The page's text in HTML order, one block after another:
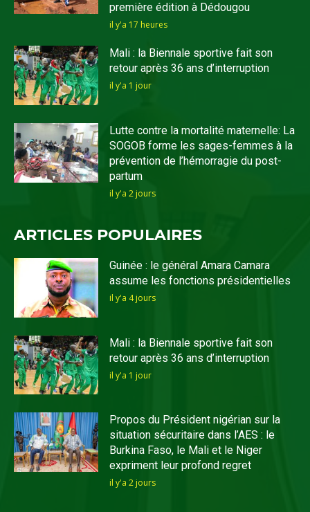
première édition à Dédougou
il y'a 17 heures
Mali : la Biennale sportive fait son
retour après 36 ans d’interruption
il y'a 1 jour
Lutte contre la mortalité maternelle: La
SOGOB forme les sages-femmes à la
prévention de l’hémorragie du post-
partum
il y'a 2 jours
ARTICLES POPULAIRES
Guinée : le général Amara Camara
assume les fonctions présidentielles
il y'a 4 jours
Mali : la Biennale sportive fait son
retour après 36 ans d’interruption
il y'a 1 jour
Propos du Président nigérian sur la
situation sécuritaire dans l’AES : le
Burkina Faso, le Mali et le Niger
expriment leur profond regret
il y'a 2 jours